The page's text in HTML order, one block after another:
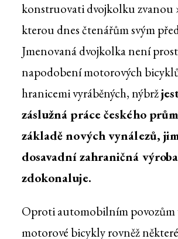
konstruovati dvojkolku zvanou
kterou dnes čtenářům svým
Jmenovaná dvojkolka není
napodobení motorových
hranicemi vyráběných, nýbrž
záslužná práce českého
základě nových vynálezů,
dosavadní zahraničná
zdokonaluje.
Oproti automobilním povozům
motorové bicykly rovněž